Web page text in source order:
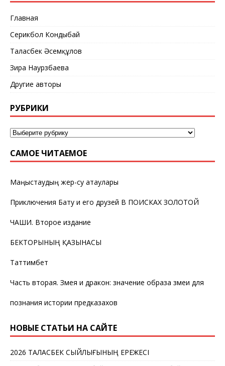
Главная
Серикбол Кондыбай
Таласбек Әсемқұлов
Зира Наурзбаева
Другие авторы
РУБРИКИ
САМОЕ ЧИТАЕМОЕ
Маңғыстаудың жер-су атаулары
Приключения Бату и его друзей В ПОИСКАХ ЗОЛОТОЙ
ЧАШИ. Второе издание
БЕКТОРЫНЫҢ ҚАЗЫНАСЫ
Таттимбет
Часть вторая. Змея и дракон: значение образа змеи для
познания истории предказахов
НОВЫЕ СТАТЬИ НА САЙТЕ
2026 ТАЛАСБЕК СЫЙЛЫҒЫНЫҢ ЕРЕЖЕСІ